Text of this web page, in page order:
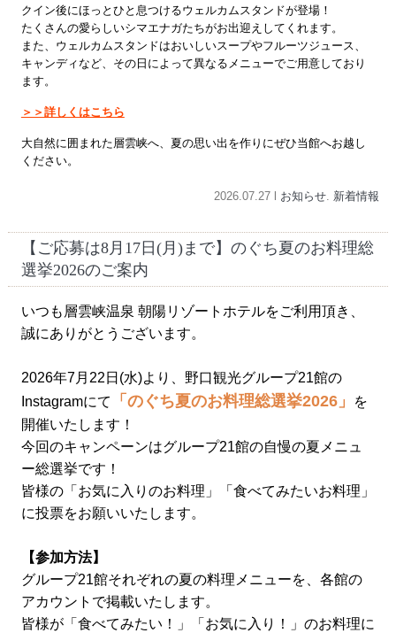
クイン後にほっとひと息つけるウェルカムスタンドが登場！
たくさんの愛らしいシマエナガたちがお出迎えしてくれます。
また、ウェルカムスタンドはおいしいスープやフルーツジュース、
キャンディなど、その日によって異なるメニューでご用意しており
ます。
＞＞詳しくはこちら
大自然に囲まれた層雲峡へ、夏の思い出を作りにぜひ当館へお越し
ください。
2026.07.27 l お知らせ. 新着情報
【ご応募は8月17日(月)まで】のぐち夏のお料理総
選挙2026のご案内
いつも層雲峡温泉 朝陽リゾートホテルをご利用頂き、
誠にありがとうございます。
2026年7月22日(水)より、野口観光グループ21館の
Instagramにて
「のぐち夏のお料理総選挙2026」
を
開催いたします！
今回のキャンペーンはグループ21館の自慢の夏メニュ
ー総選挙です！
皆様の「お気に入りのお料理」「食べてみたいお料理」
に投票をお願いいたします。
【参加方法】
グループ21館それぞれの夏の料理メニューを、各館の
アカウントで掲載いたします。
皆様が「食べてみたい！」「お気に入り！」のお料理に